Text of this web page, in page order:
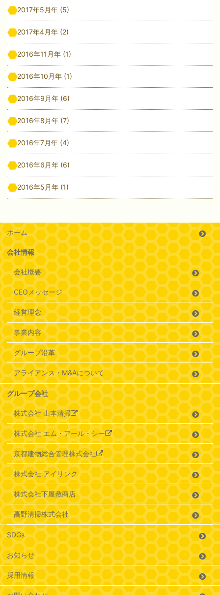
2017年5月年 (5)
2017年4月年 (2)
2016年11月年 (1)
2016年10月年 (1)
2016年9月年 (6)
2016年8月年 (7)
2016年7月年 (4)
2016年6月年 (6)
2016年5月年 (1)
ホーム
会社情報
会社概要
CEOメッセージ
経営理念
事業内容
グループ沿革
アライアンス・M&Aについて
グループ会社
株式会社 山本清掃
株式会社 エム・アール・シー
京都建物総合管理株式会社
株式会社 アイリンク
株式会社下屋敷商店
高野清掃株式会社
SDGs
お知らせ
採用情報